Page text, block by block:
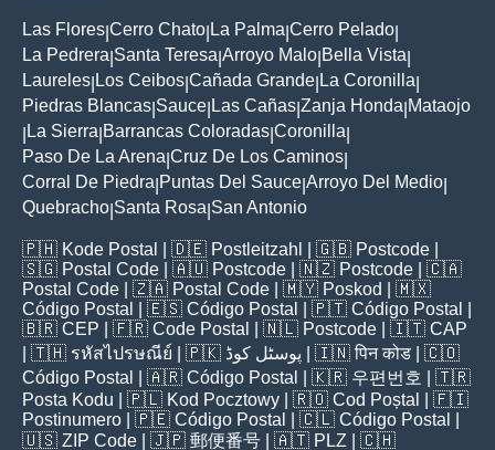
Las Flores Cerro Chato La Palma Cerro Pelado
La Pedrera Santa Teresa Arroyo Malo Bella Vista
Laureles Los Ceibos Cañada Grande La Coronilla
Piedras Blancas Sauce Las Cañas Zanja Honda Mataojo
La Sierra Barrancas Coloradas Coronilla
Paso De La Arena Cruz De Los Caminos
Corral De Piedra Puntas Del Sauce Arroyo Del Medio
Quebracho Santa Rosa San Antonio
🇵🇭 Kode Postal | 🇩🇪 Postleitzahl | 🇬🇧 Postcode
🇸🇬 Postal Code | 🇦🇺 Postcode | 🇳🇿 Postcode | 🇨🇦
Postal Code | 🇿🇦 Postal Code | 🇲🇾 Poskod
| 🇲🇽
Código Postal
| 🇪🇸 Código Postal | 🇵🇹 Código Postal
🇧🇷 CEP | 🇫🇷 Code Postal | 🇳🇱 Postcode | 🇮🇹 CAP
| 🇹🇭 รหัสไปรษณีย์ | 🇵🇰 پوسٹل کوڈ | 🇮🇳पिन कोड | 🇨🇴
Código Postal
| 🇦🇷 Código Postal | 🇰🇷 우편번호
| 🇹🇷
Posta Kodu | 🇵🇱 Kod Pocztowy | 🇷🇴 Cod Poștal
| 🇫🇮
Postinumero | 🇵🇪 Código Postal | 🇨🇱 Código Postal
🇺🇸 ZIP Code | 🇯🇵 郵便番号 | 🇦🇹 PLZ | 🇨🇭